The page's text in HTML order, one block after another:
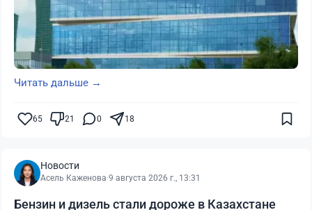
Читать дальше →
65 21 0 18
Новости
Асель Каженова·9 августа 2026 г., 13:31
Бензин и дизель стали дороже в Казахстане